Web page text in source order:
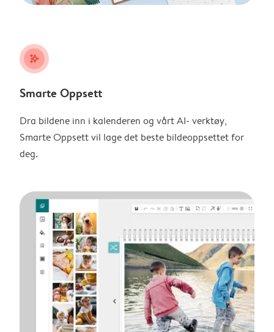
stars_plus
Smarte Oppsett
Dra bildene inn i kalenderen og vårt AI- verktøy,
Smarte Oppsett vil lage det beste bildeoppsettet for
deg.